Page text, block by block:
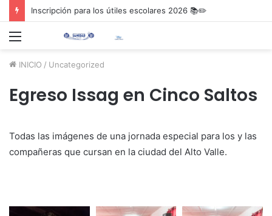
Inscripción para los útiles escolares 2026 📚✏️
Menú
INICIO / Uncategorized
Egreso Issag en Cinco Saltos
Todas las imágenes de una jornada especial para los y las
compañeras que cursan en la ciudad del Alto Valle.